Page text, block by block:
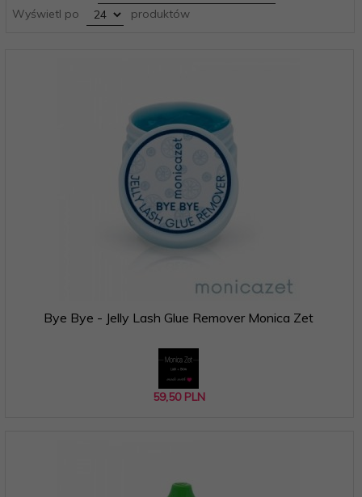
Wyświetl po
pop produktów
Bye Bye - Jelly Lash Glue Remover Monica Zet
59,50 PLN